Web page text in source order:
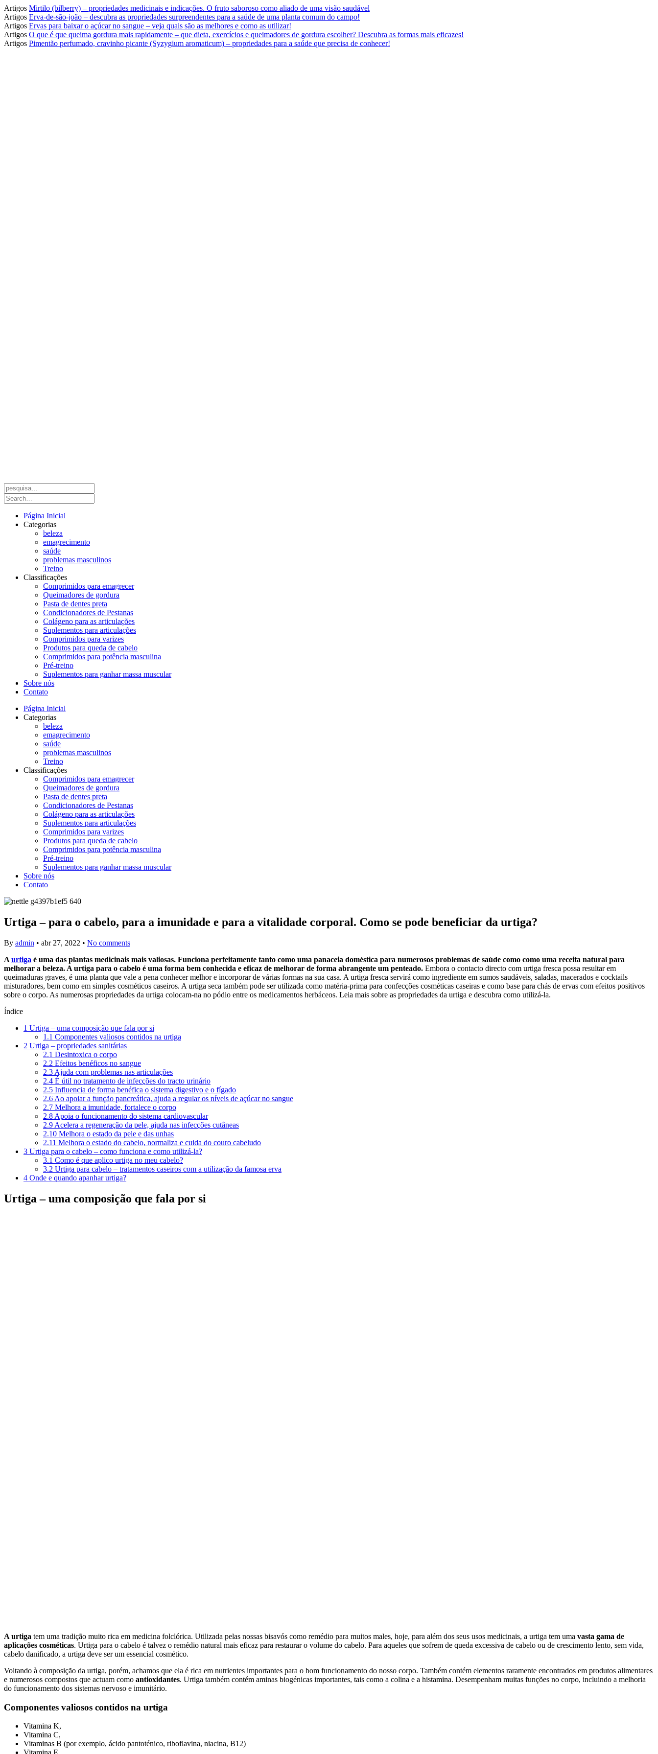
Artigos Mirtilo (bilberry) – propriedades medicinais e indicações. O fruto saboroso como aliado de uma visão saudável
Artigos Erva-de-são-joão – descubra as propriedades surpreendentes para a saúde de uma planta comum do campo!
Artigos Ervas para baixar o açúcar no sangue – veja quais são as melhores e como as utilizar!
Artigos O que é que queima gordura mais rapidamente – que dieta, exercícios e queimadores de gordura escolher? Descubra as formas mais eficazes!
Artigos Pimentão perfumado, cravinho picante (Syzygium aromaticum) – propriedades para a saúde que precisa de conhecer!
Página Inicial
Categorias
beleza
emagrecimento
saúde
problemas masculinos
Treino
Classificações
Comprimidos para emagrecer
Queimadores de gordura
Pasta de dentes preta
Condicionadores de Pestanas
Colágeno para as articulações
Suplementos para articulações
Comprimidos para varizes
Produtos para queda de cabelo
Comprimidos para potência masculina
Pré-treino
Suplementos para ganhar massa muscular
Sobre nós
Contato
Página Inicial
Categorias
beleza
emagrecimento
saúde
problemas masculinos
Treino
Classificações
Comprimidos para emagrecer
Queimadores de gordura
Pasta de dentes preta
Condicionadores de Pestanas
Colágeno para as articulações
Suplementos para articulações
Comprimidos para varizes
Produtos para queda de cabelo
Comprimidos para potência masculina
Pré-treino
Suplementos para ganhar massa muscular
Sobre nós
Contato
Urtiga – para o cabelo, para a imunidade e para a vitalidade corporal. Como se pode beneficiar da urtiga?
By admin • abr 27, 2022 • No comments
A urtiga é uma das plantas medicinais mais valiosas. Funciona perfeitamente tanto como uma panaceia doméstica para numerosos problemas de saúde como como uma receita natural para
melhorar a beleza. A urtiga para o cabelo é uma forma bem conhecida e eficaz de melhorar de forma abrangente um penteado. Embora o contacto directo com urtiga fresca possa resultar em
queimaduras graves, é uma planta que vale a pena conhecer melhor e incorporar de várias formas na sua casa. A urtiga fresca servirá como ingrediente em sumos saudáveis, saladas, macerados e cocktails
misturadores, bem como em simples cosméticos caseiros. A urtiga seca também pode ser utilizada como matéria-prima para confecções cosméticas caseiras e como base para chás de ervas com efeitos positivos
sobre o corpo. As numerosas propriedades da urtiga colocam-na no pódio entre os medicamentos herbáceos. Leia mais sobre as propriedades da urtiga e descubra como utilizá-la.
Índice
1 Urtiga – uma composição que fala por si
1.1 Componentes valiosos contidos na urtiga
2 Urtiga – propriedades sanitárias
2.1 Desintoxica o corpo
2.2 Efeitos benéficos no sangue
2.3 Ajuda com problemas nas articulações
2.4 É útil no tratamento de infecções do tracto urinário
2.5 Influencia de forma benéfica o sistema digestivo e o fígado
2.6 Ao apoiar a função pancreática, ajuda a regular os níveis de açúcar no sangue
2.7 Melhora a imunidade, fortalece o corpo
2.8 Apoia o funcionamento do sistema cardiovascular
2.9 Acelera a regeneração da pele, ajuda nas infecções cutâneas
2.10 Melhora o estado da pele e das unhas
2.11 Melhora o estado do cabelo, normaliza e cuida do couro cabeludo
3 Urtiga para o cabelo – como funciona e como utilizá-la?
3.1 Como é que aplico urtiga no meu cabelo?
3.2 Urtiga para cabelo – tratamentos caseiros com a utilização da famosa erva
4 Onde e quando apanhar urtiga?
Urtiga – uma composição que fala por si
A urtiga tem uma tradição muito rica em medicina folclórica. Utilizada pelas nossas bisavós como remédio para muitos males, hoje, para além dos seus usos medicinais, a urtiga tem uma vasta gama de
aplicações cosméticas. Urtiga para o cabelo é talvez o remédio natural mais eficaz para restaurar o volume do cabelo. Para aqueles que sofrem de queda excessiva de cabelo ou de crescimento lento, sem vida,
cabelo danificado, a urtiga deve ser um essencial cosmético.
Voltando à composição da urtiga, porém, achamos que ela é rica em nutrientes importantes para o bom funcionamento do nosso corpo. Também contém elementos raramente encontrados em produtos alimentares
e numerosos compostos que actuam como antioxidantes. Urtiga também contém aminas biogénicas importantes, tais como a colina e a histamina. Desempenham muitas funções no corpo, incluindo a melhoria
do funcionamento dos sistemas nervoso e imunitário.
Componentes valiosos contidos na urtiga
Vitamina K,
Vitamina C,
Vitaminas B (por exemplo, ácido pantoténico, riboflavina, niacina, B12)